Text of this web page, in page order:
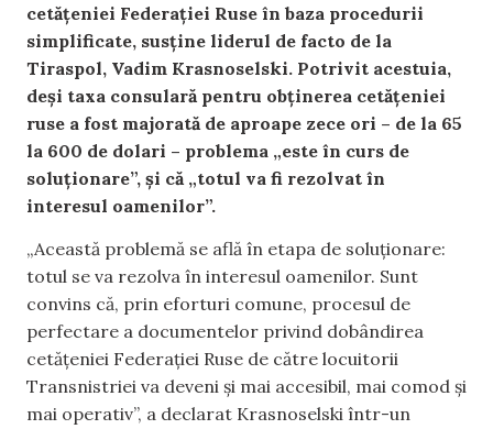
cetățeniei Federației Ruse în baza procedurii
simplificate, susține liderul de facto de la
Tiraspol, Vadim Krasnoselski. Potrivit acestuia,
deși taxa consulară pentru obținerea cetățeniei
ruse a fost majorată de aproape zece ori – de la 65
la 600 de dolari – problema „este în curs de
soluționare”, și că „totul va fi rezolvat în
interesul oamenilor”.
„Această problemă se află în etapa de soluționare:
totul se va rezolva în interesul oamenilor. Sunt
convins că, prin eforturi comune, procesul de
perfectare a documentelor privind dobândirea
cetățeniei Federației Ruse de către locuitorii
Transnistriei va deveni și mai accesibil, mai comod și
mai operativ”, a declarat Krasnoselski într-un